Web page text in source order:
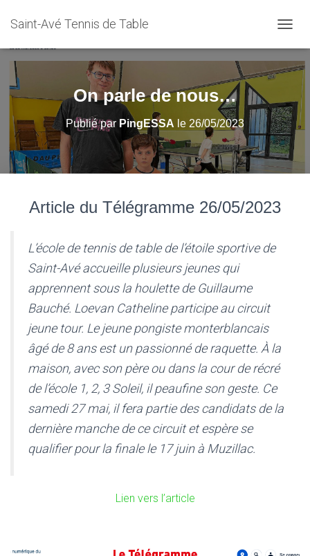
Saint-Avé Tennis de Table
É
P
L
E
R
L
A
N
A
On parle de nous…
Publié par PingESSA le 26/05/2023
Article du Télégramme 26/05/2023
L’école de tennis de table de l’étoile sportive de
Saint-Avé accueille plusieurs jeunes qui
apprennent sous la houlette de Guillaume
Bauché. Loevan Catheline participe au circuit
jeune tour. Le jeune pongiste monterblancais
âgé de 8 ans est un passionné de raquette. À la
maison, avec son père ou dans la cour de récré
de l’école 1, 2, 3 Soleil, il peaufine son geste. Ce
samedi 27 mai, il fera partie des candidats de la
dernière manche de ce circuit et espère se
qualifier pour la finale le 17 juin à Muzillac.
Lien vers l’article